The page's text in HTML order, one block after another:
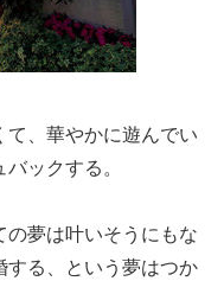
て、華やかに遊んでい
ックする。
夢は叶いそうにもな
る、という夢はつか